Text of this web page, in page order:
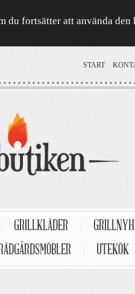
fortsätter att använda
START
GRILLKLÄDER
UTEKÖK